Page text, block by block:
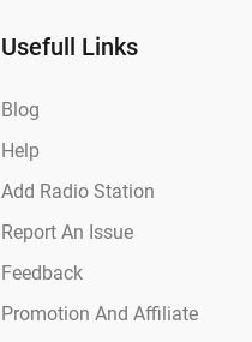
Usefull Links
Blog
Help
Add Radio Station
Report An Issue
Feedback
Promotion And Affiliate